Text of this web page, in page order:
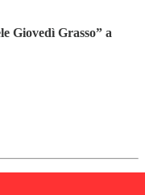
Giovedì Grasso” a